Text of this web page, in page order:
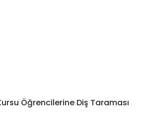
Öğrencilerine Diş Taraması